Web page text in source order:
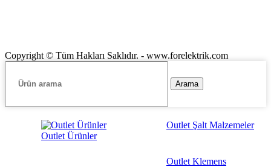
Copyright © Tüm Hakları Saklıdır. - www.forelektrik.com
Arama
Outlet Ürünler
Outlet Şalt Malzemeler
Outlet Klemens